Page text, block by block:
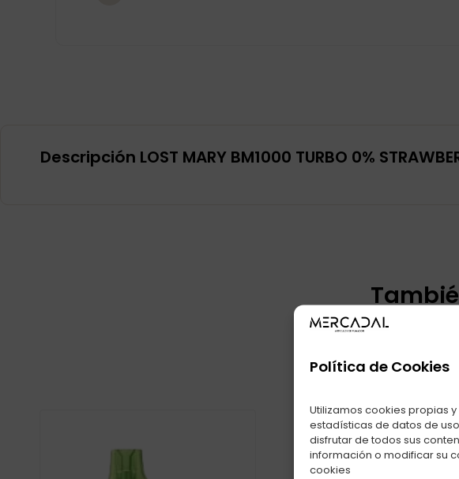
Política de Cookies
Utilizamos cookies propias
estadísticas de datos de
disfrutar de todos sus
información o modificar su
cookies
Descripción LOST MARY BM1000 TURBO 0%
Productos relacionados